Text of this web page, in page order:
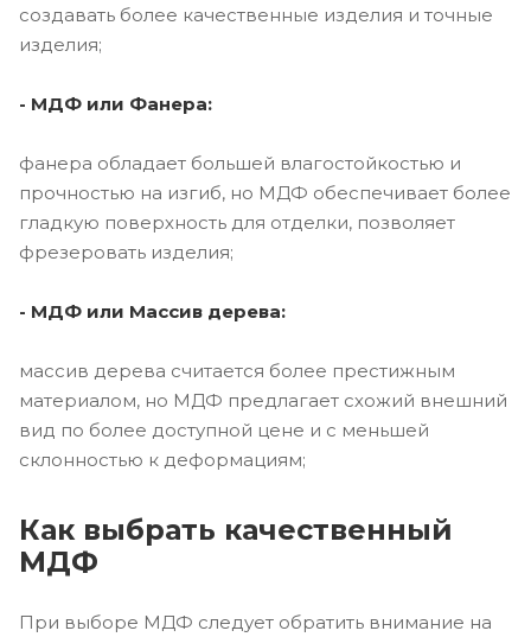
создавать более качественные изделия и точные
изделия;
- МДФ или Фанера:
фанера обладает большей влагостойкостью и
прочностью на изгиб, но МДФ обеспечивает более
гладкую поверхность для отделки, позволяет
фрезеровать изделия;
- МДФ или Массив дерева:
массив дерева считается более престижным
материалом, но МДФ предлагает схожий внешний
вид по более доступной цене и с меньшей
склонностью к деформациям;
Как выбрать качественный
МДФ
При выборе МДФ следует обратить внимание на